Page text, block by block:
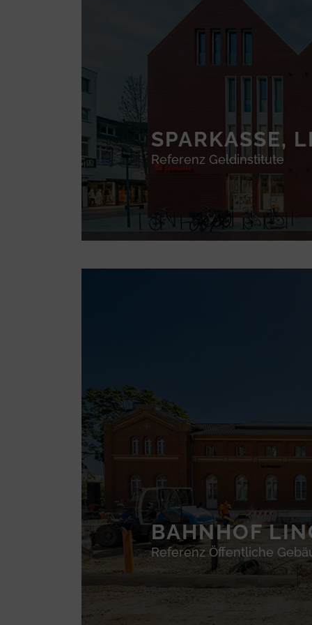
SPARKASSE,
Referenz Geldinstitute
BAHNHOF
Referenz Öffentliche